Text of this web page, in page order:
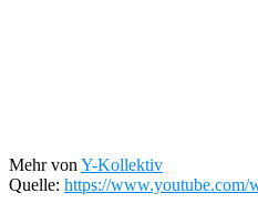
Mehr von Y-Kollektiv
Quelle: https://